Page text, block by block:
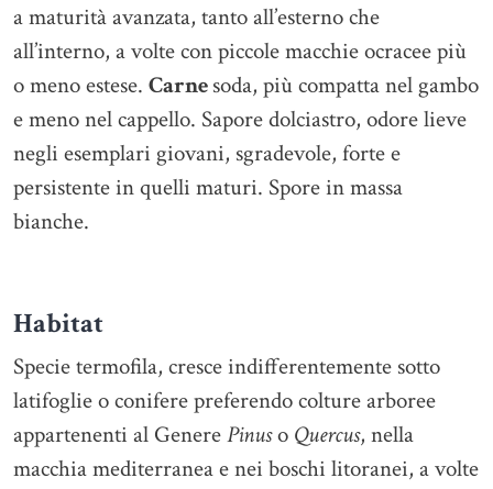
a maturità avanzata, tanto all’esterno che
all’interno, a volte con piccole macchie ocracee più
o meno estese. Carnesoda, più compatta nel gambo
e meno nel cappello. Sapore dolciastro, odore lieve
negli esemplari giovani, sgradevole, forte e
persistente in quelli maturi. Spore in massa
bianche.
Habitat
Specie termofila, cresce indifferentemente sotto
latifoglie o conifere preferendo colture arboree
appartenenti al GenerePinuso Quercus, nella
macchia mediterranea e nei boschi litoranei, a volte